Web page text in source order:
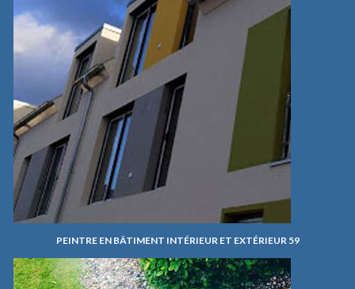
PEINTRE EN BÂTIMENT INTÉRIEUR ET EXTÉRIEUR 59